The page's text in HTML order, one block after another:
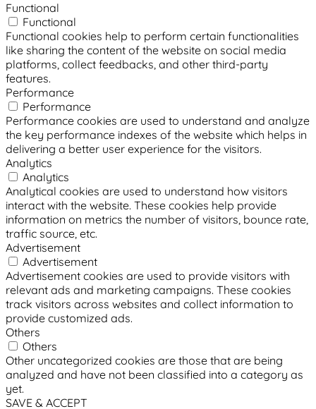
Functional
Functional
Functional cookies help to perform certain functionalities
like sharing the content of the website on social media
platforms, collect feedbacks, and other third-party
features.
Performance
Performance
Performance cookies are used to understand and analyze
the key performance indexes of the website which helps in
delivering a better user experience for the visitors.
Analytics
Analytics
Analytical cookies are used to understand how visitors
interact with the website. These cookies help provide
information on metrics the number of visitors, bounce rate,
traffic source, etc.
Advertisement
Advertisement
Advertisement cookies are used to provide visitors with
relevant ads and marketing campaigns. These cookies
track visitors across websites and collect information to
provide customized ads.
Others
Others
Other uncategorized cookies are those that are being
analyzed and have not been classified into a category as
yet.
SAVE & ACCEPT